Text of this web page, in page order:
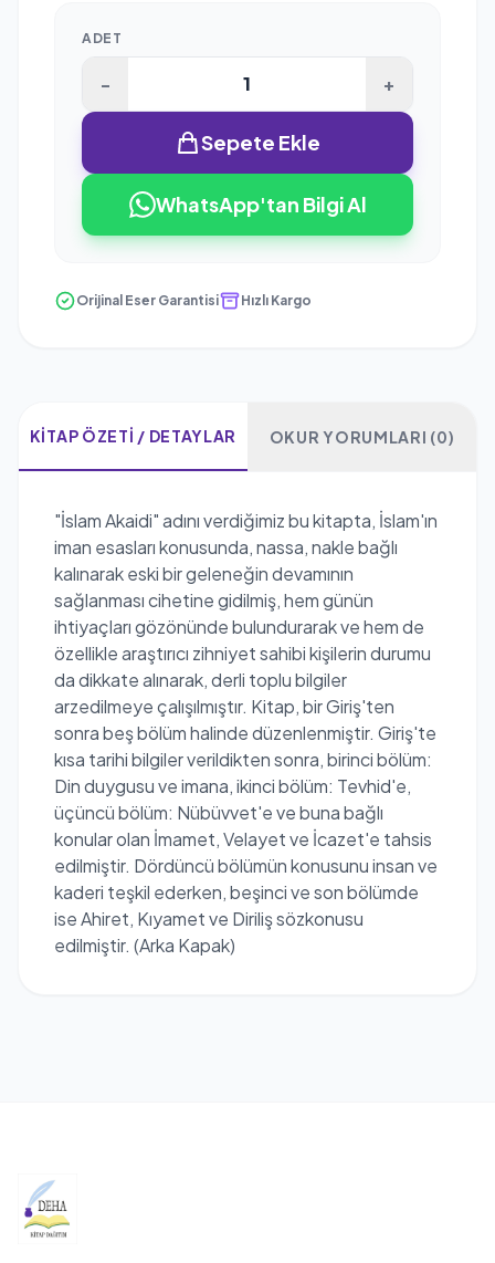
ADET
- +
Sepete Ekle
WhatsApp'tan Bilgi Al
Orijinal Eser Garantisi Hızlı Kargo
KITAP ÖZETI / DETAYLAR OKUR YORUMLARI (0)
"İslam Akaidi" adını verdiğimiz bu kitapta, İslam'ın
iman esasları konusunda, nassa, nakle bağlı
kalınarak eski bir geleneğin devamının
sağlanması cihetine gidilmiş, hem günün
ihtiyaçları gözönünde bulundurarak ve hem de
özellikle araştırıcı zihniyet sahibi kişilerin durumu
da dikkate alınarak, derli toplu bilgiler
arzedilmeye çalışılmıştır. Kitap, bir Giriş'ten
sonra beş bölüm halinde düzenlenmiştir. Giriş'te
kısa tarihi bilgiler verildikten sonra, birinci bölüm:
Din duygusu ve imana, ikinci bölüm: Tevhid'e,
üçüncü bölüm: Nübüvvet'e ve buna bağlı
konular olan İmamet, Velayet ve İcazet'e tahsis
edilmiştir. Dördüncü bölümün konusunu insan ve
kaderi teşkil ederken, beşinci ve son bölümde
ise Ahiret, Kıyamet ve Diriliş sözkonusu
edilmiştir. (Arka Kapak)